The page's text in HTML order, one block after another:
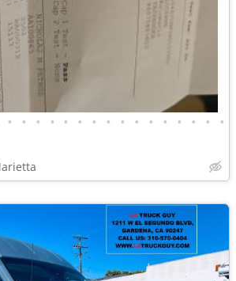
• • • • • • • • • • • • • • • •